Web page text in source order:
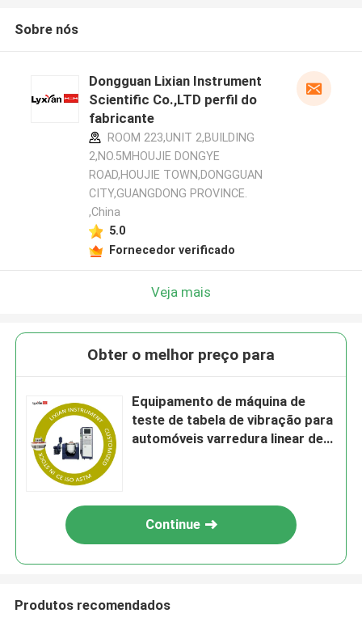
Sobre nós
Dongguan Lixian Instrument
Scientific Co.,LTD perfil do
fabricante
ROOM 223,UNIT 2,BUILDING
2,NO.5MHOUJIE DONGYE
ROAD,HOUJIE TOWN,DONGGUAN
CITY,GUANGDONG PROVINCE.
,China
5.0
Fornecedor verificado
Veja mais
Obter o melhor preço para
Equipamento de máquina de
teste de tabela de vibração para
automóveis varredura linear de
Continue
Produtos recomendados